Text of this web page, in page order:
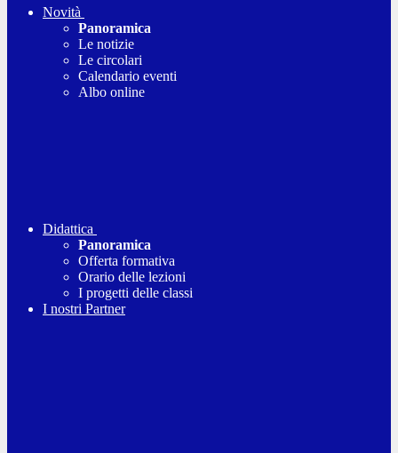
Novità
Panoramica
Le notizie
Le circolari
Calendario eventi
Albo online
Didattica
Panoramica
Offerta formativa
Orario delle lezioni
I progetti delle classi
I nostri Partner